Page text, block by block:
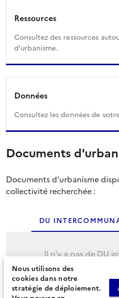
Ressources
Consultez des ressources
d’urbanisme.
Données
Consultez les données de
Documents
Documents d’urbanisme
collectivité recherchée :
DU
Il n'y a pas de DU
Cliquez sur l'onglet
DU communaux.
Nous utilisons des
cookies dans notre
stratégie de déploiement.